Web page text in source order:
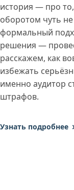
история — про
оборотом чуть
формальный
решения —
расскажем, как
избежать
именно аудитор
штрафов.
Узнать подробнее